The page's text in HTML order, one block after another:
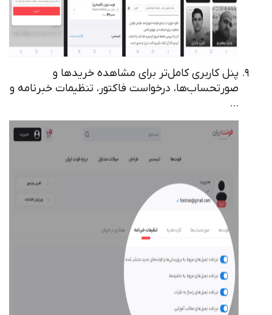
پنل کاربری کامل‌تر برای مشاهده خرید‌ها و
صورتحساب‌ها، درخواست فاکتور، تنظیمات خبرنامه و
…